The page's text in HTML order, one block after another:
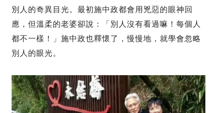
別人的奇異目光。最初施中政都會用兇惡的眼神回
應，但溫柔的老婆卻說：「別人沒有看過嘛！每個人
都不一樣！」施中政也釋懷了，慢慢地，就學會忽略
別人的眼光。